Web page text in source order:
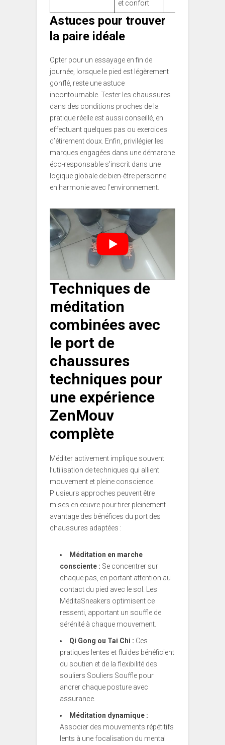
et confort
Astuces pour trouver
la paire idéale
Opter pour un essayage en fin de
journée, lorsque le pied est légèrement
gonflé, reste une astuce
incontournable. Tester les chaussures
dans des conditions proches de la
pratique réelle est aussi conseillé, en
effectuant quelques pas ou exercices
d’étirement doux. Enfin, privilégier les
marques engagées dans une démarche
éco-responsable s’inscrit dans une
logique globale de bien-être personnel
en harmonie avec l’environnement.
Techniques de
méditation
combinées avec
le port de
chaussures
techniques pour
une expérience
ZenMouv
complète
Méditer activement implique souvent
l’utilisation de techniques qui allient
mouvement et pleine conscience.
Plusieurs approches peuvent être
mises en œuvre pour tirer pleinement
avantage des bénéfices du port des
chaussures adaptées :
Méditation en marche
consciente : Se concentrer sur
chaque pas, en portant attention au
contact du pied avec le sol. Les
MéditaSneakers optimisent ce
ressenti, apportant un souffle de
sérénité à chaque mouvement.
Qi Gong ou Tai Chi : Ces
pratiques lentes et fluides bénéficient
du soutien et de la flexibilité des
souliers Souliers Souffle pour
ancrer chaque posture avec
assurance.
Méditation dynamique :
Associer des mouvements répétitifs
lents à une focalisation du mental